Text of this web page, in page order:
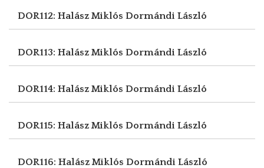
DOR112: Halász Miklós Dormándi László
DOR113: Halász Miklós Dormándi László
DOR114: Halász Miklós Dormándi László
DOR115: Halász Miklós Dormándi László
DOR116: Halász Miklós Dormándi László